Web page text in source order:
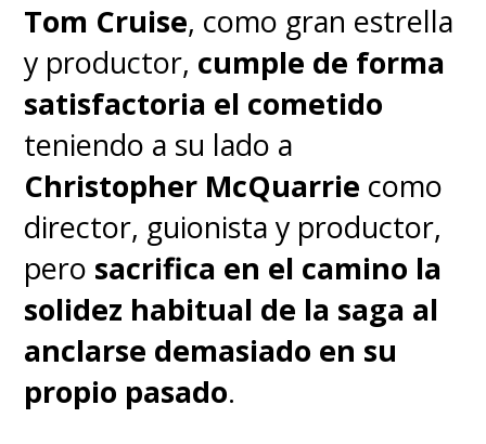
Tom Cruise, como gran estrella
y productor, cumple de forma
satisfactoria el cometido
teniendo a su lado a
Christopher McQuarrie como
director, guionista y productor,
pero sacrifica en el camino la
solidez habitual de la saga al
anclarse demasiado en su
propio pasado.